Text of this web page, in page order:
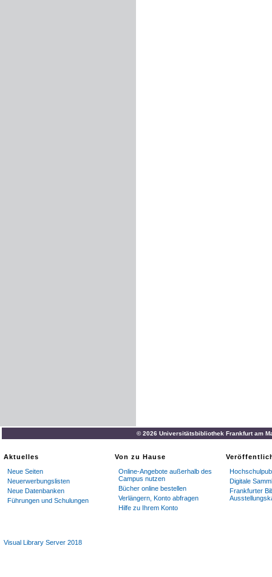
© 2026 Universitätsbibliothek Frankfurt am
Aktuelles
Neue Seiten
Neuerwerbungslisten
Neue Datenbanken
Führungen und Schulungen
Von zu Hause
Online-Angebote außerhalb des
Campus nutzen
Bücher online bestellen
Verlängern, Konto abfragen
Hilfe zu Ihrem Konto
Digitale
Frankfurter
Visual Library Server 2018